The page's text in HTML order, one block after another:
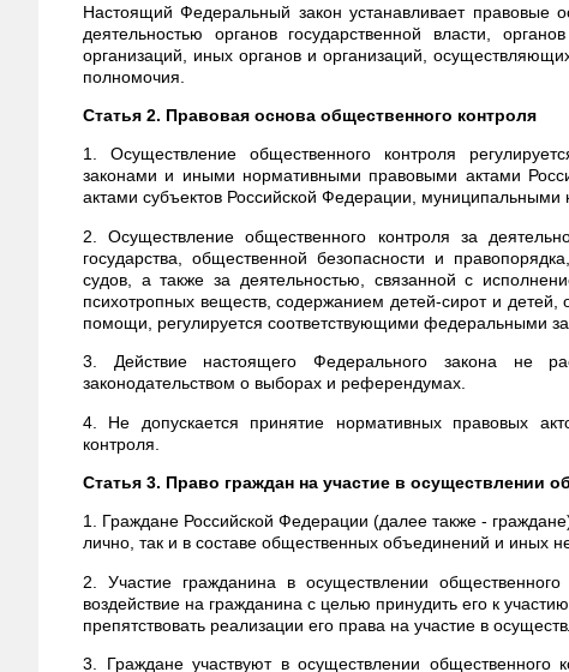
Настоящий Федеральный закон устанавливает правовые
деятельностью органов государственной власти,
организаций, иных органов и организаций,
полномочия.
Статья 2. Правовая основа общественного контроля
1. Осуществление общественного контроля
законами и иными нормативными правовыми актами
актами субъектов Российской Федерации,
2. Осуществление общественного контроля за
государства, общественной безопасности и
судов, а также за деятельностью, связанной с
психотропных веществ, содержанием детей-сирот и детей,
помощи, регулируется соответствующими федеральными
3. Действие настоящего Федерального закона не
законодательством о выборах и референдумах.
4. Не допускается принятие нормативных правовых
контроля.
Статья 3. Право граждан на участие в осуществлении
1. Граждане Российской Федерации (далее также -
лично, так и в составе общественных объединений и иных
2. Участие гражданина в осуществлении
воздействие на гражданина с целью принудить его к
препятствовать реализации его права на участие в
3. Граждане участвуют в осуществлении общественного